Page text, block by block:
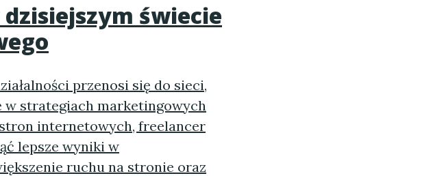
świecie
przenosi się do sieci,
w strategiach marketingowych
internetowych, freelancer
lepsze wyniki w
ruchu na stronie oraz